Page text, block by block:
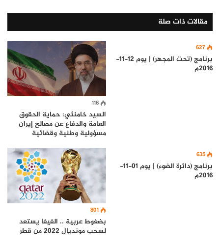
مقالات ذات صلة
627
برنامج (تحت المجهر) | يوم 12-11-
2016م
116
السيد خامنئي: حماية الحقوق
العامة والدفاع عن مصالح إيران
مسؤولية وطنية وقضائية
635
برنامج (دائرة الضوء) | يوم 01-11-
2016م
801
بضغوط عربية .. الفيفا يستعد
لسحب مونديال 2022 من قطر